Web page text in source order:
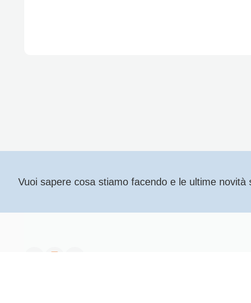
Vuoi sapere cosa stiamo facendo e le ultime novità